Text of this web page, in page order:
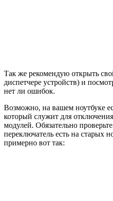
Так же рекомендую открыть
диспетчере устройств) и
нет ли ошибок.
Возможно, на вашем ноутбуке
который служит для
модулей. Обязательно
переключатель есть на старых
примерно вот так: